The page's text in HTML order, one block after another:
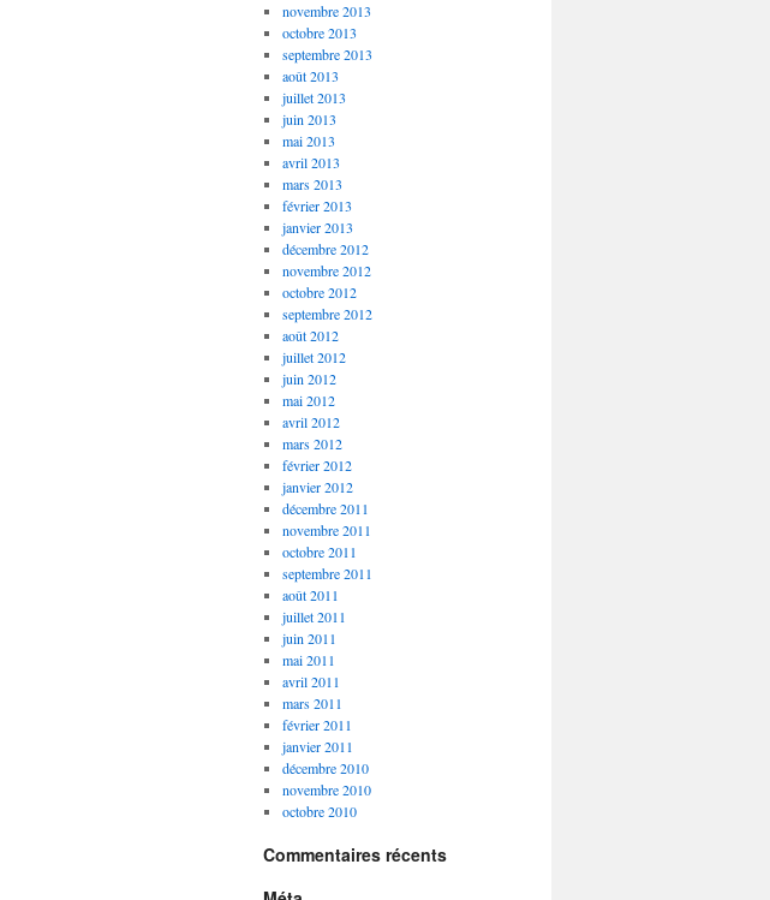
novembre 2013
octobre 2013
septembre 2013
août 2013
juillet 2013
juin 2013
mai 2013
avril 2013
mars 2013
février 2013
janvier 2013
décembre 2012
novembre 2012
octobre 2012
septembre 2012
août 2012
juillet 2012
juin 2012
mai 2012
avril 2012
mars 2012
février 2012
janvier 2012
décembre 2011
novembre 2011
octobre 2011
septembre 2011
août 2011
juillet 2011
juin 2011
mai 2011
avril 2011
mars 2011
février 2011
janvier 2011
décembre 2010
novembre 2010
octobre 2010
Commentaires récents